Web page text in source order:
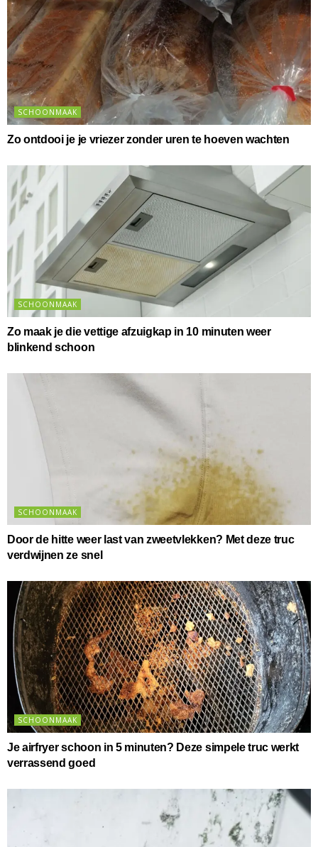
SCHOONMAAK
Zo ontdooi je je vriezer zonder uren te hoeven wachten
SCHOONMAAK
Zo maak je die vettige afzuigkap in 10 minuten weer
blinkend schoon
SCHOONMAAK
Door de hitte weer last van zweetvlekken? Met deze truc
verdwijnen ze snel
SCHOONMAAK
Je airfryer schoon in 5 minuten? Deze simpele truc werkt
verrassend goed